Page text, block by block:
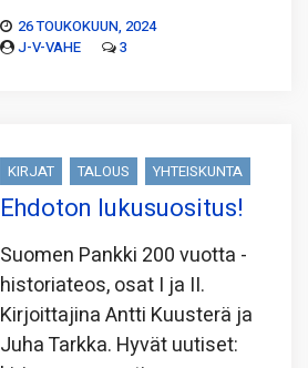
26 TOUKOKUUN, 2024
J-V-VAHE
3
KIRJAT TALOUS YHTEISKUNTA
Ehdoton lukusuositus!
Suomen Pankki 200 vuotta -
historiateos, osat I ja II.
Kirjoittajina Antti Kuusterä ja
Juha Tarkka. Hyvät uutiset: